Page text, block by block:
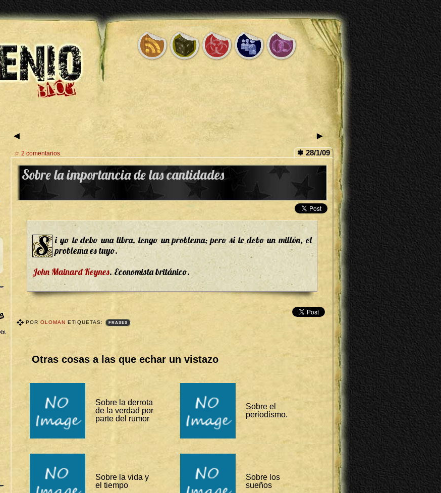
◄ ►
✽ 28/1/09
☆ 2 comentarios
Sobre la importancia de las cantidades
S i yo te debo una libra, tengo un problema; pero si te debo un millón, el
problema es tuyo.
John Mainard Keynes. Economista británico.
POROLOMANETIQUETAS: FRASES
Otras cosas a las que echar un vistazo
Sobre la derrota
de la verdad por
parte del rumor
Sobre el
periodismo.
Sobre la vida y
el tiempo
Sobre los
sueños